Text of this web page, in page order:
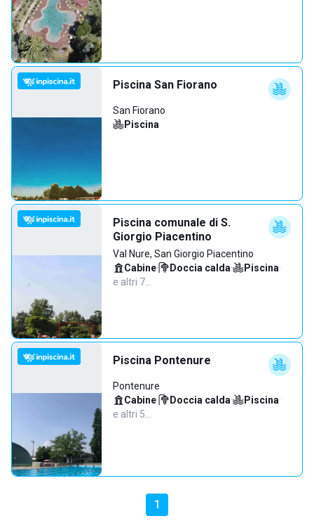
Piscina San Fiorano
San Fiorano
Piscina
Piscina comunale di S.
Giorgio Piacentino
Val Nure, San Giorgio Piacentino
Cabine· Doccia calda· Piscina·
e altri 7…
Piscina Pontenure
Pontenure
Cabine· Doccia calda· Piscina·
e altri 5…
1